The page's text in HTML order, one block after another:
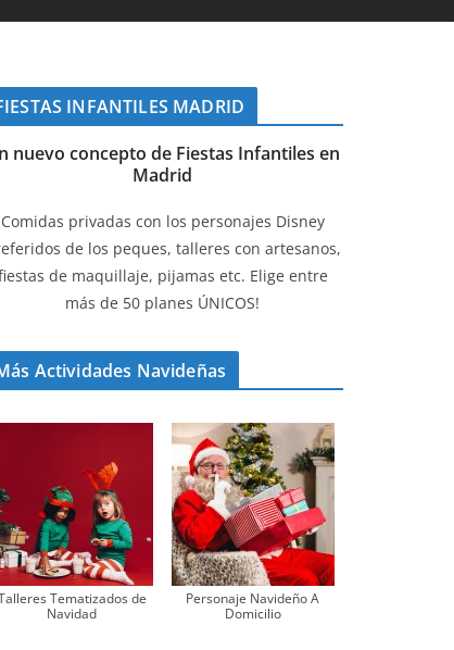
INFANTILES MADRID
nuevo concepto de Fiestas Infantiles en
Madrid
Comidas privadas con los personajes Disney
de los peques, talleres con artesanos,
de maquillaje, pijamas etc. Elige entre
más de 50 planes ÚNICOS!
Actividades Navideñas
Tematizados de
Navidad
Personaje Navideño A
Domicilio